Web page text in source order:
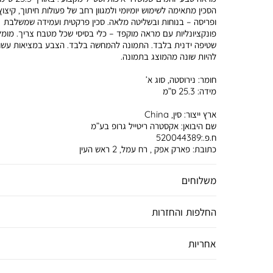
משלוחים
החלפות והחזרות
אחריות
הסכין מתאימה לשימוש יומיומי ולמגוון רחב של פעולות חיתוך,
ופריסה – בנוחות ובשליטה מלאה. סכין פרקטית ועמידה שמשלבת
פונקציונליות עם מראה מוקפד – כלי בסיסי שכל מטבח צריך.
שטיפה ידנית בלבד. התמונה להמחשה בלבד. הצבע במציאות
להיות שונה מהמוצג בתמונה.
חומר: נירוסטה, סוג א’
מידה: 25.3 ס”מ
ארץ ייצור:סין, China
שם היבואן:אקסטרה ריטייל גרופ בע”מ
ח.פ.:520044389
כתובת:פארק אפק , רח עמל, 2 ראש העין